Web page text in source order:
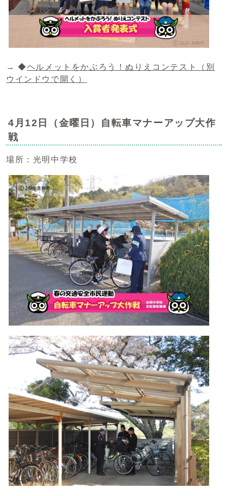
→ ◆ヘルメットをかぶろう！ぬりえコンテスト
（別
ウインドウで開く）
4月12日（金曜日）自転車マナーアップ大作
戦
場所：光明中学校